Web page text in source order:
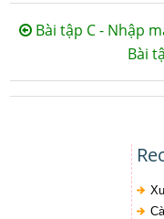
Bài tập C - Nhập
Bài